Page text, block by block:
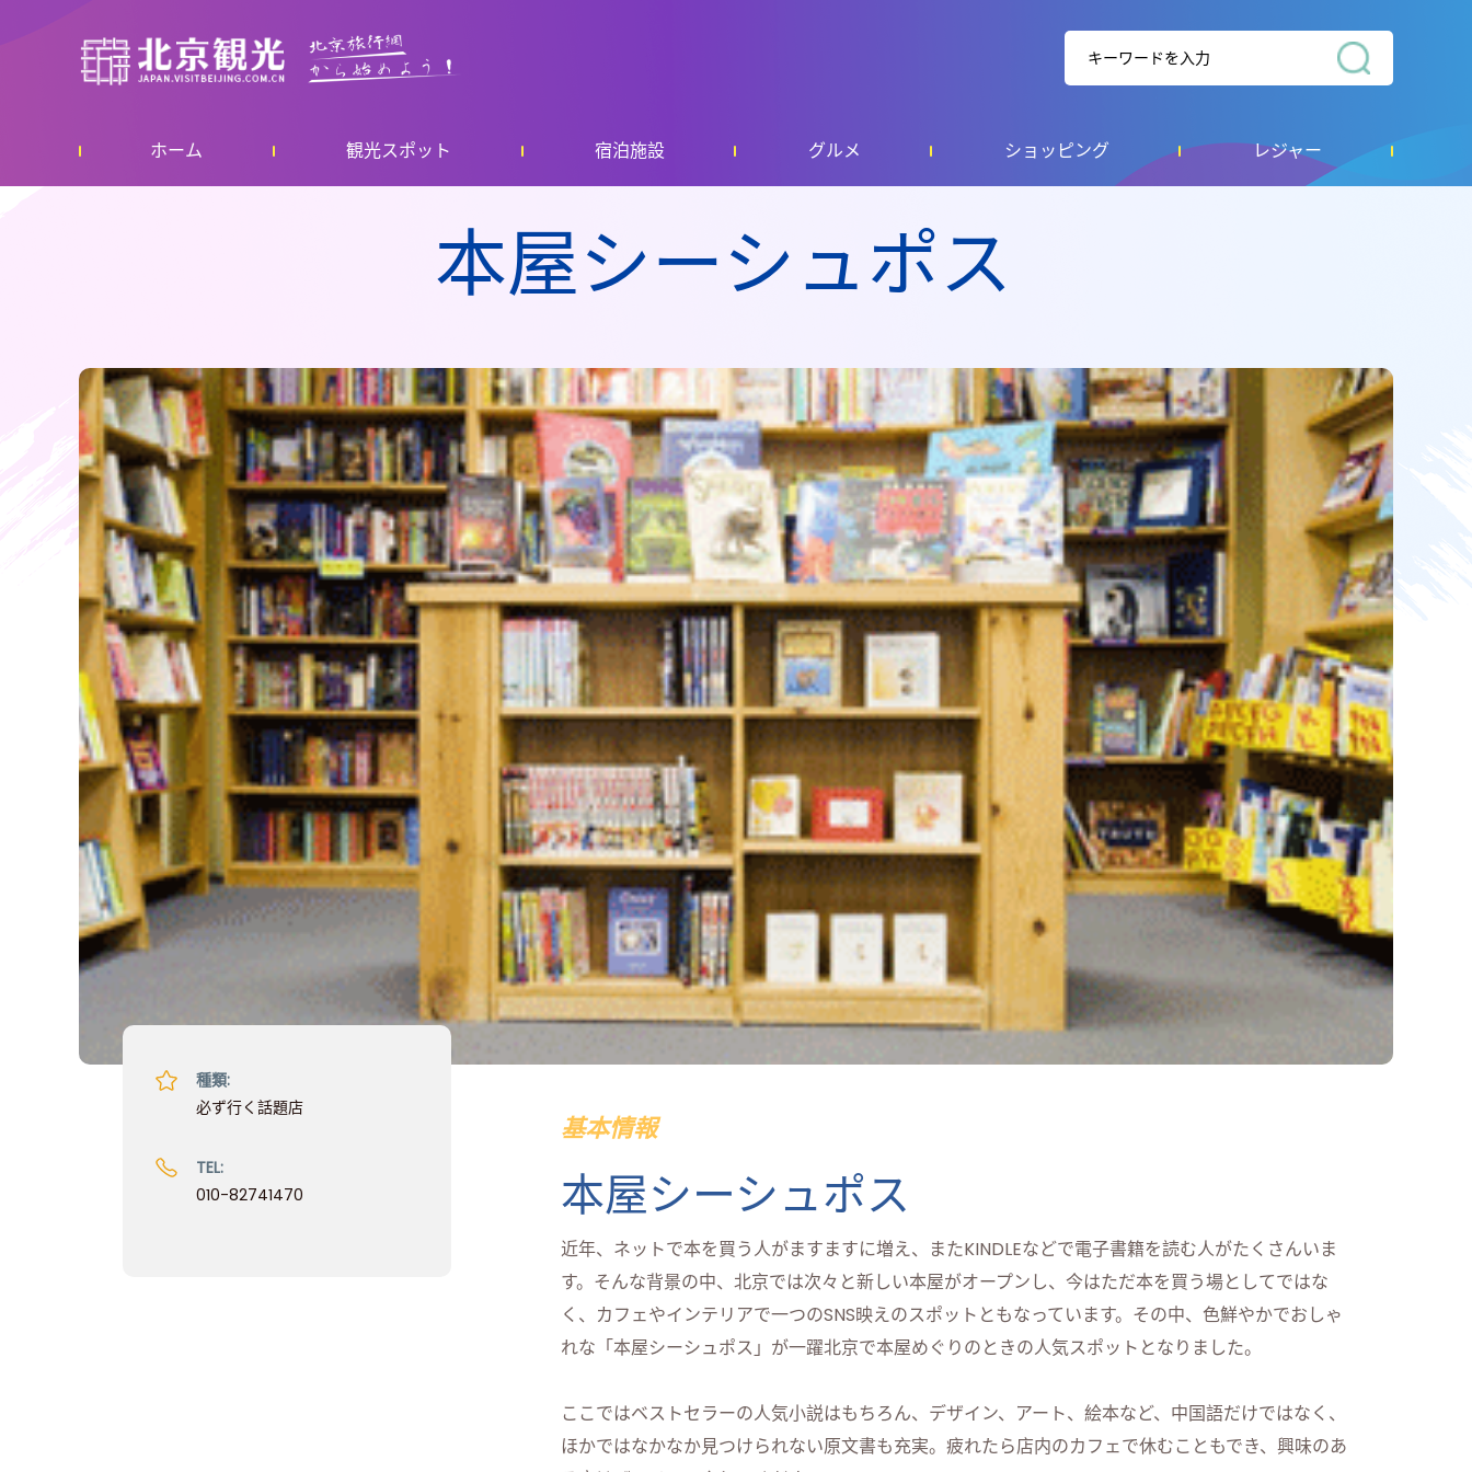
ホーム 観光スポット 宿泊施設 グルメ ショッピング レジャー
本屋シーシュポス
種類:
必ず行く話題店
TEL:
010-82741470
基本情報
本屋シーシュポス
近年、ネットで本を買う人がますますに増え、またKINDLEなどで電子書籍を読む人がたくさんいま
す。そんな背景の中、北京では次々と新しい本屋がオープンし、今はただ本を買う場としてではな
く、カフェやインテリアで一つのSNS映えのスポットともなっています。その中、色鮮やかでおしゃ
れな「本屋シーシュポス」が一躍北京で本屋めぐりのときの人気スポットとなりました。
ここではベストセラーの人気小説はもちろん、デザイン、アート、絵本など、中国語だけではなく、
ほかではなかなか見つけられない原文書も充実。疲れたら店内のカフェで休むこともでき、興味のあ